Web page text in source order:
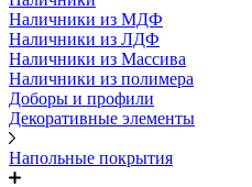
Наличники из МДФ
Наличники из ЛДФ
Наличники из Массива
Наличники из полимера
Доборы и профили
Декоративные элементы
Напольные покрытия